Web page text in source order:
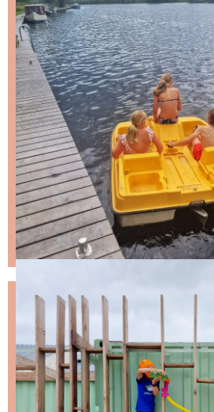
NIKS LEUKS MISSEN?
Schrijf je in voor de nieuwsbrief,
ongeveer twee keer per maand
Stap 1 – vul je emailadres in en